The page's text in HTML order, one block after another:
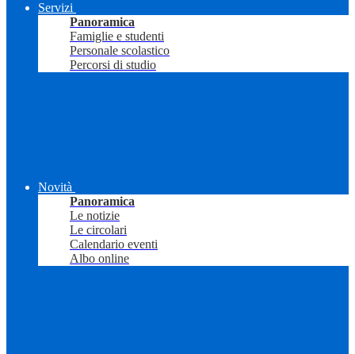
Servizi
Panoramica
Famiglie e studenti
Personale scolastico
Percorsi di studio
Novità
Panoramica
Le notizie
Le circolari
Calendario eventi
Albo online